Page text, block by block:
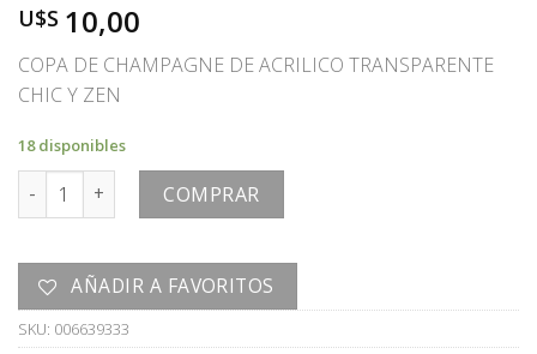
U$S 10,00
COPA DE CHAMPAGNE DE ACRILICO TRANSPARENTE
CHIC Y ZEN
18 disponibles
COPA cantidad COMPRAR
AÑADIR A FAVORITOS
SKU: 006639333